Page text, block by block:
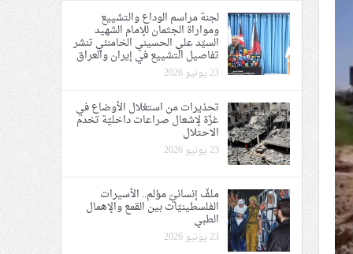
الإمام الحسين «ع»
في إيران والعراق
لجنة مراسم الوداع والتشييع
ومواراة الجثمان للإمام الشهيد
السيّد علي الحسيني الخامنئي تنشر
تفاصيل التشييع في إيران والعراق
23 يونيو 2026
تحذيرات من استغلال الأوضاع في
غزّة لإشعال صراعات داخليّة تخدم
الاحتلال
23 يونيو 2026
ملفّ إنسانيّ مؤلم.. الأسيرات
الفلسطينيّات بين القمع والإهمال
الطبي
23 يونيو 2026